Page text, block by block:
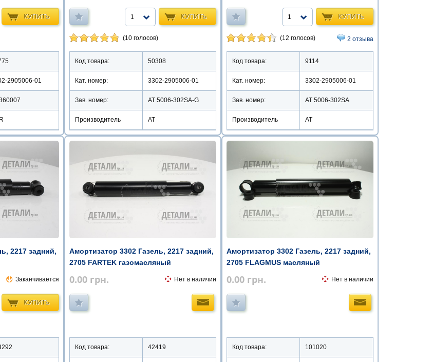
КУПИТЬ
2905006-01
КУПИТЬ
1
(10 голосов)
Код товара: 50308
Кат. номер: 3302-2905006-01
Зав. номер: AT 5006-302SA-G
Производитель АТ
КУПИТЬ
1
(12 голосов) 2 отзыва
Код товара: 9114
Кат. номер: 3302-2905006-01
Зав. номер: AT 5006-302SA
Производитель АТ
2217 задний,
Заканчивается
КУПИТЬ
Амортизатор 3302 Газель, 2217 задний,
2705 FARTEK газомасляный
0.00 грн. Нет в наличии
Код товара: 42419
Амортизатор 3302 Газель, 2217 задний,
2705 FLAGMUS масляный
0.00 грн. Нет в наличии
Код товара: 101020